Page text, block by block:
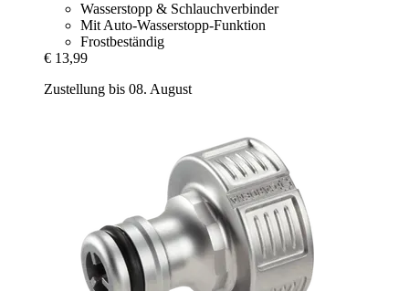
Wasserstopp & Schlauchverbinder
Mit Auto-Wasserstopp-Funktion
Frostbeständig
€ 13,99
Zustellung bis 08. August